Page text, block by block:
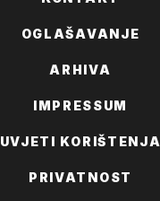
OGLAŠAVANJE
ARHIVA
IMPRESSUM
UVJETI KORIŠTENJA
PRIVATNOST